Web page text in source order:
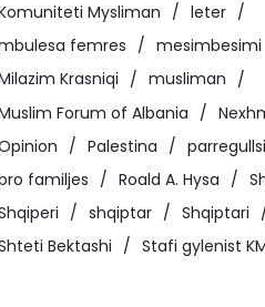
Mysliman
leter
femres
mesimbesimi
Krasniqi
musliman
Forum of Albania
Palestina
parregullsi
familjes
Roald A. Hysa
shqiptar
Shqiptari
Bektashi
Stafi gylenist